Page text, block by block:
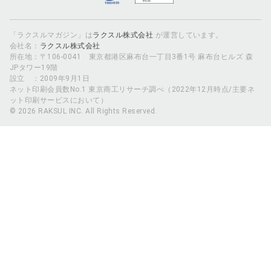
「ラクスルマガジン」はラクスル株式会社 が運営しています。
会社名： ラクスル株式会社
所在地：〒106-0041 東京都港区麻布台一丁目3番1号 麻布台ヒルズ 森
JPタワー19階
設立 ：2009年9月1日
ネット印刷会員数No.1 東京商工リサーチ調べ（2022年12月時点/主要ネ
ット印刷サービスにおいて）
© 2026 RAKSUL INC. All Rights Reserved.